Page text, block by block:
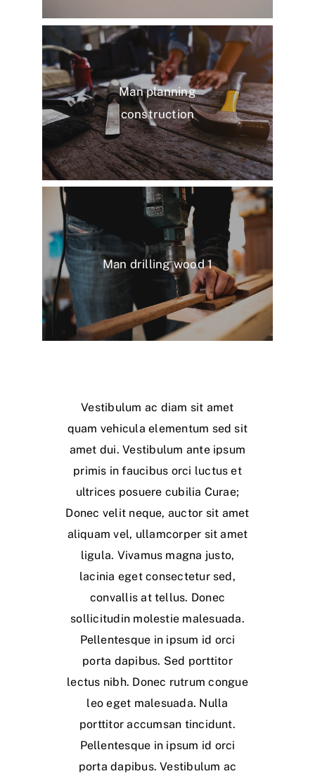
Man planning
construction
Man drilling wood 1
Vestibulum ac diam sit amet
quam vehicula elementum sed sit
amet dui. Vestibulum ante ipsum
primis in faucibus orci luctus et
ultrices posuere cubilia Curae;
Donec velit neque, auctor sit amet
aliquam vel, ullamcorper sit amet
ligula. Vivamus magna justo,
lacinia eget consectetur sed,
convallis at tellus. Donec
sollicitudin molestie malesuada.
Pellentesque in ipsum id orci
porta dapibus. Sed porttitor
lectus nibh. Donec rutrum congue
leo eget malesuada. Nulla
porttitor accumsan tincidunt.
Pellentesque in ipsum id orci
porta dapibus. Vestibulum ac